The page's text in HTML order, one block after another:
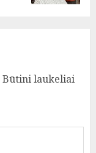
Būtini laukeliai